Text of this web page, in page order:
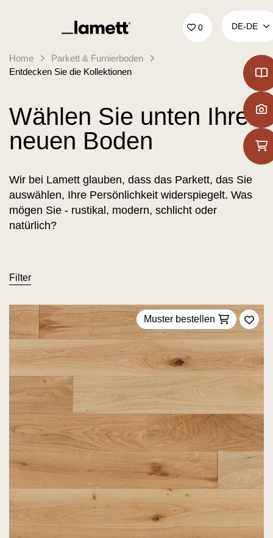
Zurück zur Startseite 0 DE‑DE
Home
Parkett & Furnierboden
Entdecken Sie die Kollektionen
Wählen Sie unten Ihren
neuen Boden
Wir bei Lamett glauben, dass das Parkett, das Sie
auswählen, Ihre Persönlichkeit widerspiegelt. Was
mögen Sie - rustikal, modern, schlicht oder
natürlich?
Filter
Muster bestellen
Zu